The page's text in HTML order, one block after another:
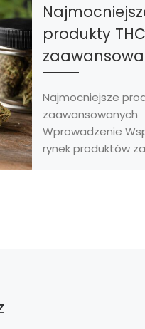
produkty
Najmocniejsze
zaawansowanych
Wprowadzenie
rynek produktów